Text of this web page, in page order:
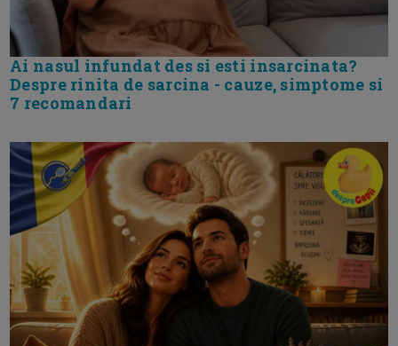
Ai nasul infundat des si esti insarcinata?
Despre rinita de sarcina - cauze, simptome si
7 recomandari